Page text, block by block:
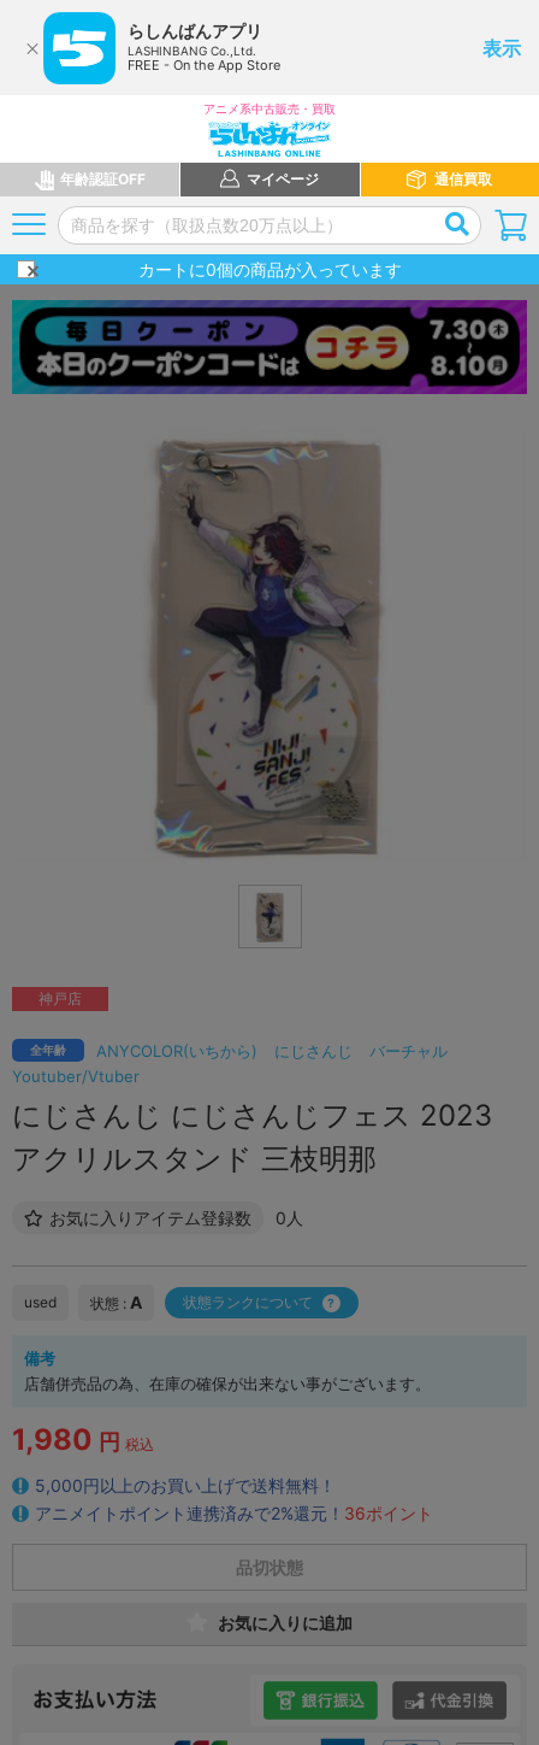
らしんばんアプリ
LASHINBANG Co.,Ltd.
FREE - On the App Store
表示
アニメ系中古販売・買取
年齢認証OFF マイページ 通信買取
カートに0個の商品が入っています
ANYCOLOR(いちから) にじさんじ
バーチャル
Youtuber/Vtuber
全年齢
にじさんじ にじさんじフェス 2023
アクリルスタンド 三枝明那
お気に入りアイテム登録数 0人
神戸店
used 状態 : A 状態ランクについて
備考
店舗併売品の為、在庫の確保が出来ない事がございます。
1,980 円 税込
5,000円以上のお買い上げで送料無料！
アニメイトポイント連携済みで2%還元！ 36ポイント
品切状態
お気に入りに追加